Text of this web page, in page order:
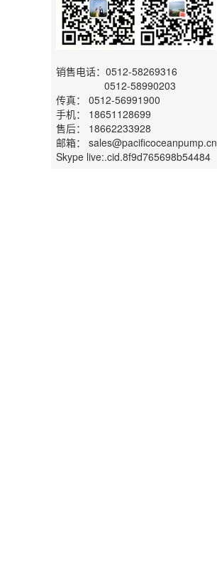
销售电话：0512-58269316
0512-58990203
传真： 0512-56991900
手机： 18651128699
售后： 18662233928
邮箱： sales@pacificoceanpump.cn
Skype live:.cid.8f9d765698b54484